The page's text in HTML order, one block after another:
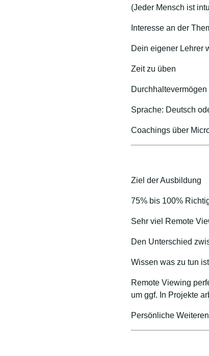
(Jeder Mensch ist
Interesse an der
Dein eigener Lehrer
Zeit zu üben
Durchhaltevermögen
Sprache: Deutsch
Coachings über
Ziel der Ausbildung
75% bis 100%
Sehr viel Remote
Den Unterschied
Wissen was zu tun
Remote Viewing
um ggf. In Projekte
Persönliche